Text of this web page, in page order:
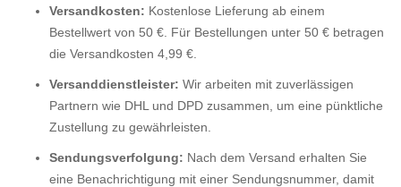
Versandkosten: Kostenlose Lieferung ab einem
Bestellwert von 50 €. Für Bestellungen unter 50 € betragen
die Versandkosten 4,99 €.
Versanddienstleister: Wir arbeiten mit zuverlässigen
Partnern wie DHL und DPD zusammen, um eine pünktliche
Zustellung zu gewährleisten.
Sendungsverfolgung: Nach dem Versand erhalten Sie
eine Benachrichtigung mit einer Sendungsnummer, damit